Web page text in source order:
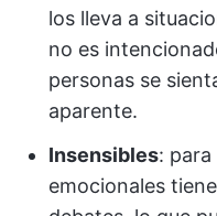
los lleva a
no es
personas se
aparente.
Insensibles: para
emocionales